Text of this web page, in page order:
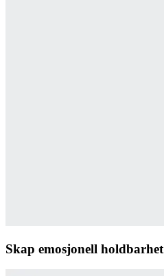
Skap emosjonell holdbarhet